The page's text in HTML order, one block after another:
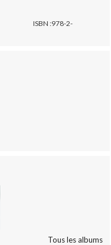
ISBN :978-2-
Tous les albums